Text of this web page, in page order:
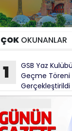
ÇOK OKUNANLAR
1
GSB Yaz
Geçme Töreni
Gerçekleştirildi